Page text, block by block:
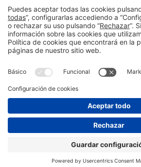
#EXPOQUIMIA2026
en las redes sociales
©